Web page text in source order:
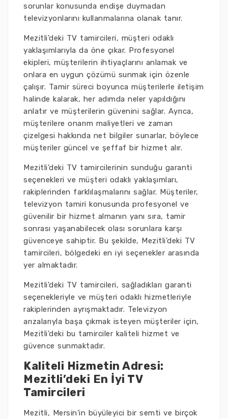
sorunlar konusunda endişe duymadan
televizyonlarını kullanmalarına olanak tanır.
Mezitli'deki TV tamircileri, müşteri odaklı
yaklaşımlarıyla da öne çıkar. Profesyonel
ekipleri, müşterilerin ihtiyaçlarını anlamak ve
onlara en uygun çözümü sunmak için özenle
çalışır. Tamir süreci boyunca müşterilerle iletişim
halinde kalarak, her adımda neler yapıldığını
anlatır ve müşterilerin güvenini sağlar. Ayrıca,
müşterilere onarım maliyetleri ve zaman
çizelgesi hakkında net bilgiler sunarlar, böylece
müşteriler güncel ve şeffaf bir hizmet alır.
Mezitli'deki TV tamircilerinin sunduğu garanti
seçenekleri ve müşteri odaklı yaklaşımları,
rakiplerinden farklılaşmalarını sağlar. Müşteriler,
televizyon tamiri konusunda profesyonel ve
güvenilir bir hizmet almanın yanı sıra, tamir
sonrası yaşanabilecek olası sorunlara karşı
güvenceye sahiptir. Bu şekilde, Mezitli'deki TV
tamircileri, bölgedeki en iyi seçenekler arasında
yer almaktadır.
Mezitli'deki TV tamircileri, sağladıkları garanti
seçenekleriyle ve müşteri odaklı hizmetleriyle
rakiplerinden ayrışmaktadır. Televizyon
arızalarıyla başa çıkmak isteyen müşteriler için,
Mezitli'deki bu tamirciler kaliteli hizmet ve
güvence sunmaktadır.
Kaliteli Hizmetin Adresi:
Mezitli’deki En İyi TV
Tamircileri
Mezitli, Mersin'in büyüleyici bir semti ve birçok